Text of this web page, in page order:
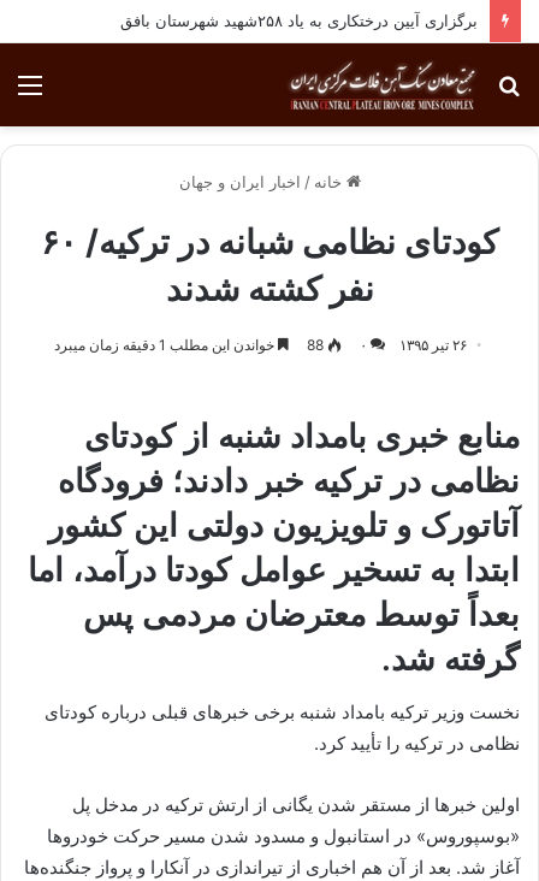
برگزاری آیین درختکاری به یاد ۲۵۸شهید شهرستان بافق
جستجو
برای
خانه / اخبار ایران و جهان
کودتای نظامی شبانه در ترکیه/ ۶۰
نفر کشته شدند
۲۶ تیر ۱۳۹۵ ۰ 88 خواندن این مطلب 1 دقیقه زمان میبرد
منابع خبری بامداد شنبه از کودتای
نظامی در ترکیه خبر دادند؛ فرودگاه
آتاتورک و تلویزیون دولتی این کشور
ابتدا به تسخیر عوامل کودتا درآمد، اما
بعداً توسط معترضان مردمی پس
گرفته شد.
نخست وزیر ترکیه بامداد شنبه برخی خبرهای قبلی درباره کودتای
نظامی در ترکیه را تأیید کرد.
اولین خبرها از مستقر شدن یگانی از ارتش ترکیه در مدخل پل
«بوسپوروس» در استانبول و مسدود شدن مسیر حرکت خودروها
آغاز شد. بعد از آن هم اخباری از تیراندازی در آنکارا و پرواز جنگنده‌ها